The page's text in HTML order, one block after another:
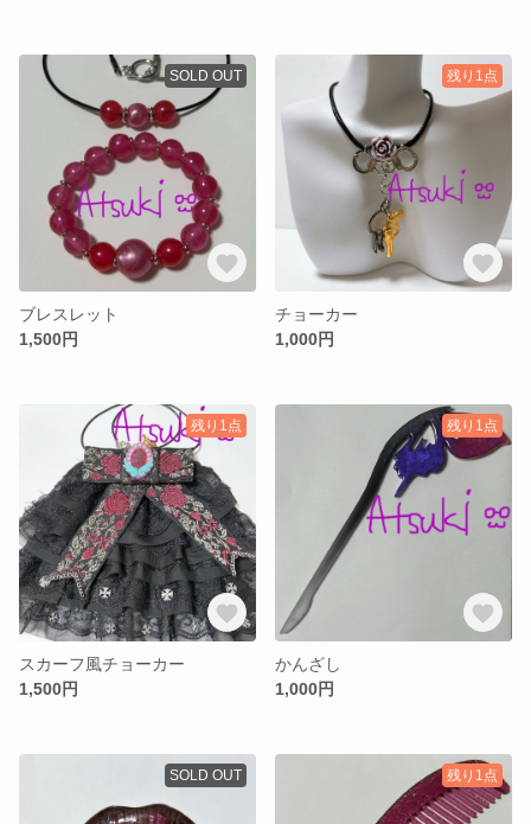
SOLD OUT
ブレスレット
1,500円
残り1点
チョーカー
1,000円
残り1点
スカーフ風チョーカー
1,500円
残り1点
かんざし
1,000円
SOLD OUT 残り1点